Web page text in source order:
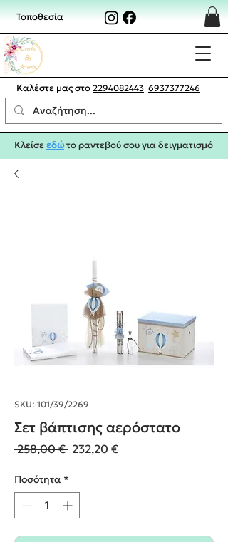
Τοποθεσία
Καλέστε μας στο 2294082443 6937377246
Κλείσεεδώτο ραντεβού σου για δειγματισμό
SKU: 101/39/2269
Σετ βάπτισης αερόστατο
258,00 € Κανονική
232,20 €Τιμή
Ποσότητα *